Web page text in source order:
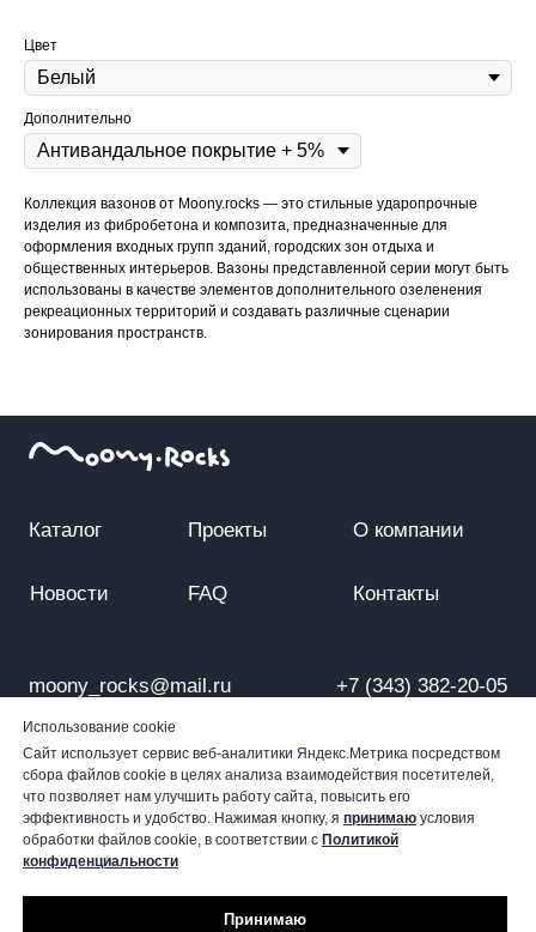
Использование cookie
Сайт использует сервис веб-аналитики Яндекс.Метрика посредством
сбора файлов cookie в целях анализа взаимодействия посетителей,
что позволяет нам улучшить работу сайта, повысить его
эффективность и удобство. Нажимая кнопку, я принимаю условия
обработки файлов cookie, в соответствии с Политикой
конфиденциальности
Принимаю
Цвет
Дополнительно
Коллекция вазонов от Moony.rocks — это стильные ударопрочные
изделия из фибробетона и композита, предназначенные для
оформления входных групп зданий, городских зон отдыха и
общественных интерьеров. Вазоны представленной серии могут быть
использованы в качестве элементов дополнительного озеленения
рекреационных территорий и создавать различные сценарии
зонирования пространств.
Сайт разработан
Новости FAQ Контакты
+7 (343) 382-20-05
moony_rocks@mail.ru
Россия